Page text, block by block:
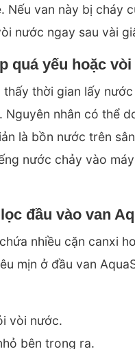
Nếu van này bị cháy
nước ngay sau vài
quá yếu hoặc
thấy thời gian lấy
nhân có thể
là bồn nước trên
nước chảy vào
đầu vào van
nhiều cặn canxi
mịn ở đầu van
vòi nước.
bên trong ra.